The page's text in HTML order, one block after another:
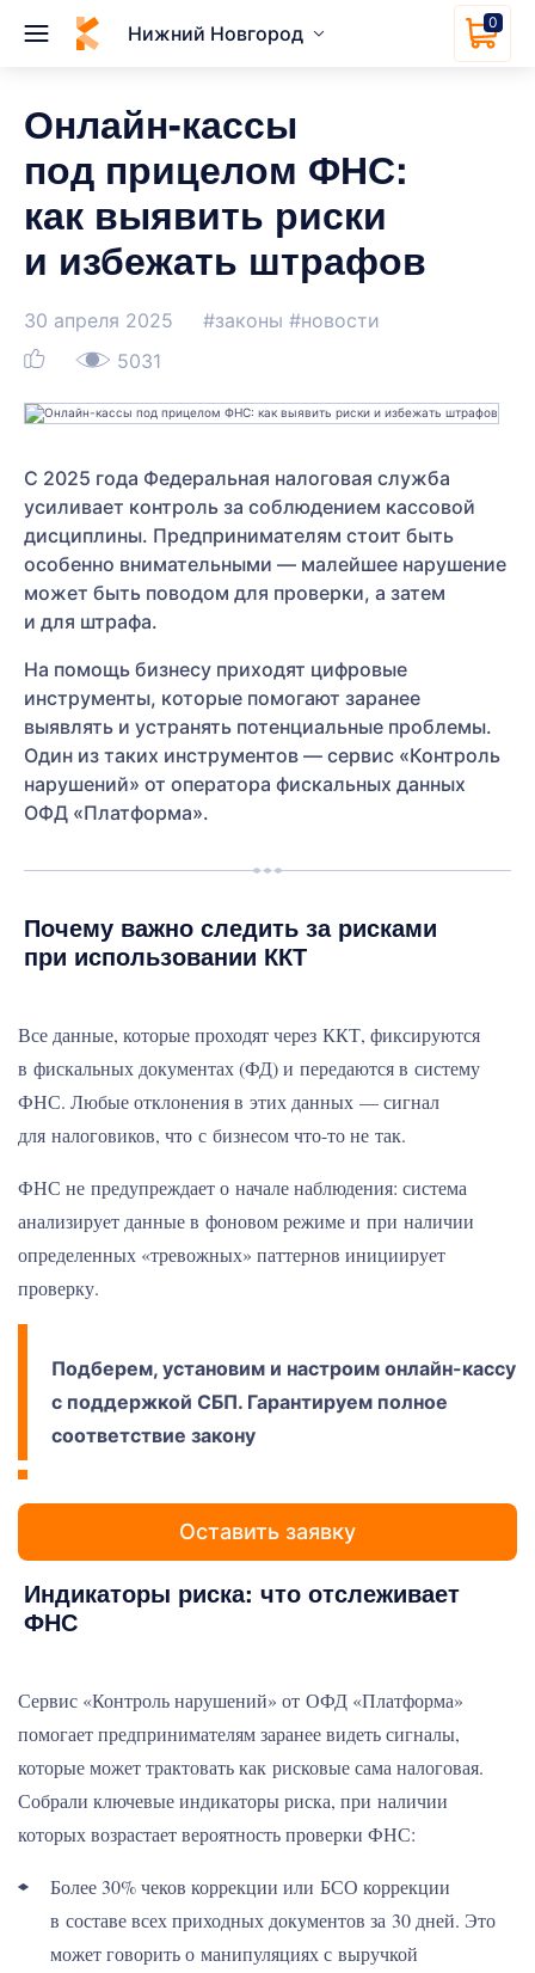
Нижний Новгород 0
Онлайн-кассы
под прицелом ФНС:
как выявить риски
и избежать штрафов
30 апреля 2025 #законы #новости
5031
С 2025 года Федеральная налоговая служба
усиливает контроль за соблюдением кассовой
дисциплины. Предпринимателям стоит быть
особенно внимательными — малейшее нарушение
может быть поводом для проверки, а затем
и для штрафа.
На помощь бизнесу приходят цифровые
инструменты, которые помогают заранее
выявлять и устранять потенциальные проблемы.
Один из таких инструментов — сервис «Контроль
нарушений» от оператора фискальных данных
ОФД «Платформа».
Почему важно следить за рисками
при использовании ККТ
Все данные, которые проходят через ККТ, фиксируются
в фискальных документах (ФД) и передаются в систему
ФНС. Любые отклонения в этих данных — сигнал
для налоговиков, что с бизнесом что-то не так.
ФНС не предупреждает о начале наблюдения: система
анализирует данные в фоновом режиме и при наличии
определенных «тревожных» паттернов инициирует
проверку.
Подберем, установим и настроим онлайн-кассу
с поддержкой СБП. Гарантируем полное
соответствие закону
Оставить заявку
Индикаторы риска: что отслеживает
ФНС
Сервис «Контроль нарушений» от ОФД «Платформа»
помогает предпринимателям заранее видеть сигналы,
которые может трактовать как рисковые сама налоговая.
Собрали ключевые индикаторы риска, при наличии
которых возрастает вероятность проверки ФНС:
Более 30% чеков коррекции или БСО коррекции
в составе всех приходных документов за 30 дней. Это
может говорить о манипуляциях с выручкой